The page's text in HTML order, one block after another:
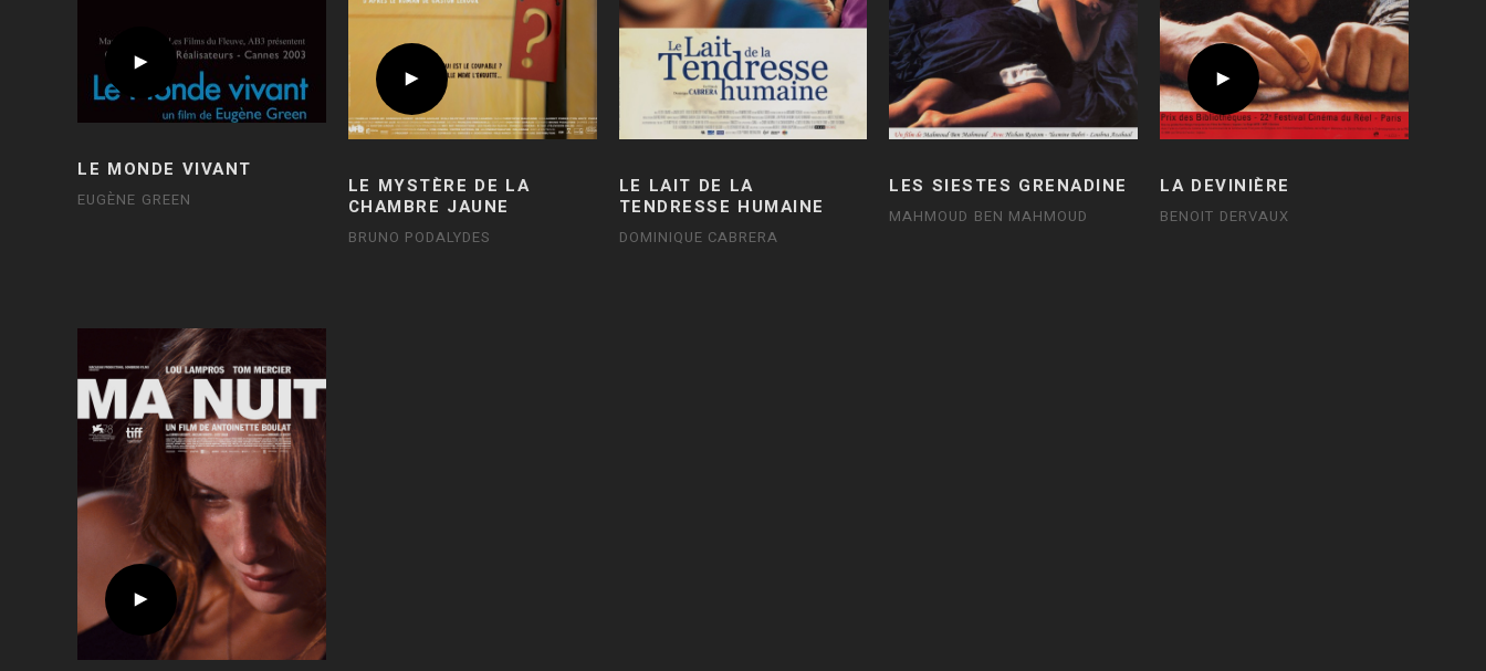
LE MONDE VIVANT
EUGÈNE GREEN
LE MYSTÈRE DE LA
CHAMBRE JAUNE
BRUNO PODALYDES
LE LAIT DE LA
TENDRESSE HUMAINE
DOMINIQUE CABRERA
LES SIESTES GRENADINE
MAHMOUD BEN MAHMOUD
LA DEVINIÈRE
BENOIT DERVAUX